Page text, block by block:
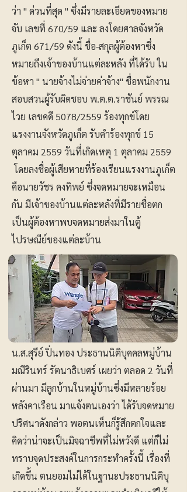
ว่า " ด่วนที่สุด " ซึ่งมีรายละเอียดของหมาย
จับ เลขที่ 670/59 และ ลงโดยศาลจังหวัด
ภูเก็ต 671/59 ดังนี้ ชื่อ-สกุลผู้ต้องหาซึ่ง
หมายถึงเจ้าของบ้านแต่ละหลัง ที่ได้รับ ใน
ข้อหา " นายจ้างไม่จ่ายค่าจ้าง" ชื่อพนักงาน
สอบสวนผู้รับผิดชอบ พ.ต.ต.ราชันย์ พรรณ
ไวย เลขคดี 5078/2559 ร้องทุกข์โดย
แรงงานจังหวัดภูเก็ต รับคำร้องทุกข์ 15
ตุลาคม 2559 วันที่เกิดเหตุ 1 ตุลาคม 2559
โดยลงชื่อผู้เสียหายที่ร้องเรียนแรงงานภูเก็ต
คือนายวัชร คงทิพย์ ซึ่งจดหมายจะเหมือน
กัน มีเจ้าของบ้านแต่ละหลังที่มีรายชื่อตก
เป็นผู้ต้องหาพบจดหมายส่งมาในตู้
ไปรษณีย์ของแต่ละบ้าน
น.ส.สุรีย์ ปิ่นทอง ประธานนิติบุคคลหมู่บ้าน
มณีรินทร์ รัตนาธิเบศร์ เผยว่า ตลอด 2 วันที่
ผ่านมา มีลูกบ้านในหมู่บ้านซึ่งมีหลายร้อย
หลังคาเรือน มาแจ้งตนเองว่า ได้รับจดหมาย
ปริศนาดังกล่าว พอตนเห็นก็รู้สึกตกใจและ
คิดว่าน่าจะเป็นมิจฉาชีพที่ไม่หวังดี แต่ก็ไม่
ทราบจุดประสงค์ในการกระทำครั้งนี้ เรื่องที่
เกิดขึ้น ตนยอมไม่ได้ในฐานะประธานนิติบุ